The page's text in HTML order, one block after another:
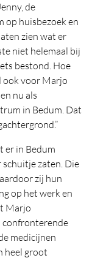
de
op huisbezoek en
zien wat er
niet helemaal bij
bestond. Hoe
ook voor Marjo
nu als
in Bedum. Dat
er in Bedum
zaten. Die
zij hun
op het werk en
Marjo
confronterende
medicijnen
heel groot